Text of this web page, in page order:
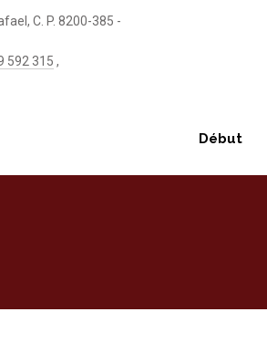
C. P. 8200-385 -
592 315 ,
Début